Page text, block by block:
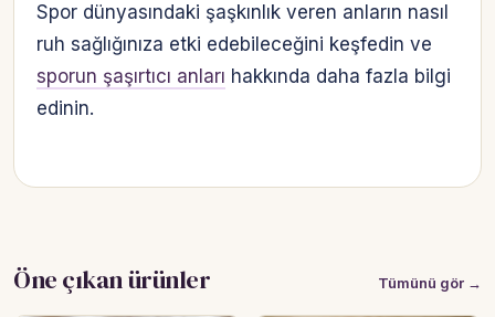
Spor dünyasındaki şaşkınlık veren anların nasıl
ruh sağlığınıza etki edebileceğini keşfedin ve
sporun şaşırtıcı anları hakkında daha fazla bilgi
edinin.
Öne çıkan ürünler Tümünü gör →